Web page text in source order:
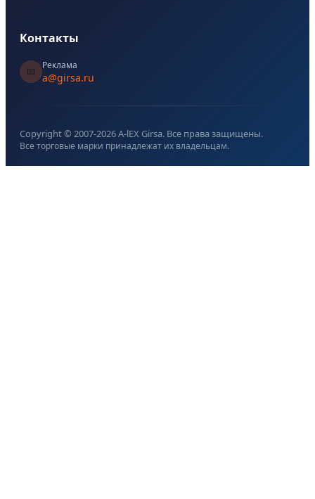
Контакты
📧
Реклама
a@girsa.ru
Copyright © 2007-2026A-lEX Girsa. Все права защищены.
Все торговые марки принадлежат их владельцам.